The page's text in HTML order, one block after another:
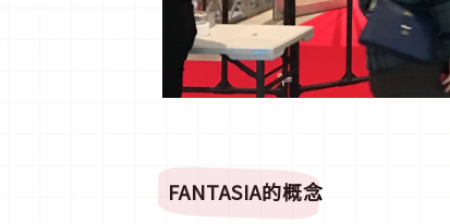
FANTASIA的概念